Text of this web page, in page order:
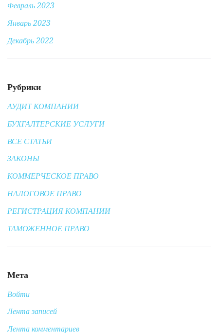
Февраль 2023
Январь 2023
Декабрь 2022
Рубрики
АУДИТ КОМПАНИИ
БУХГАЛТЕРСКИЕ УСЛУГИ
ВСЕ СТАТЬИ
ЗАКОНЫ
КОММЕРЧЕСКОЕ ПРАВО
НАЛОГОВОЕ ПРАВО
РЕГИСТРАЦИЯ КОМПАНИИ
ТАМОЖЕННОЕ ПРАВО
Мета
Войти
Лента записей
Лента комментариев